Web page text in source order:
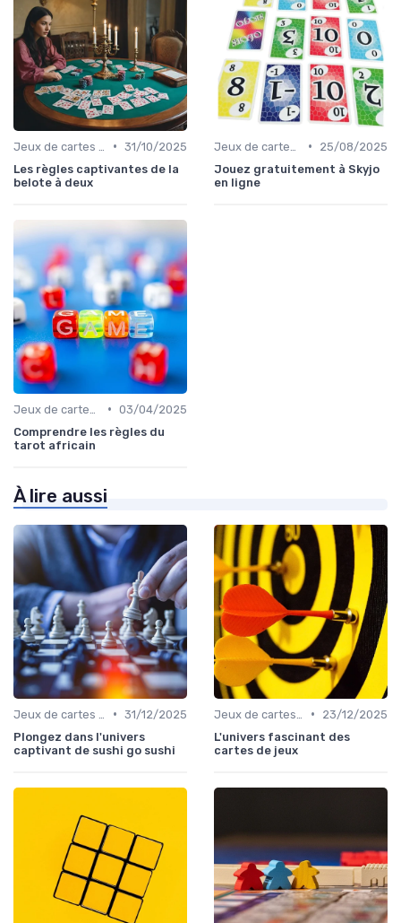
• 31/10/2025
Les règles captivantes de la
belote à deux
•
25/08/2025
Jouez gratuitement à Skyjo
en ligne
• 03/04/2025
Comprendre les règles du
tarot africain
À lire aussi
• 31/12/2025
Plongez dans l'univers
captivant de sushi go sushi
•
23/12/2025
L'univers fascinant des
cartes de jeux